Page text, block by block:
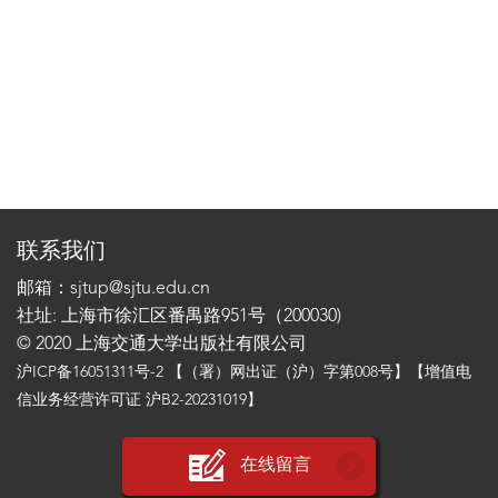
联系我们
邮箱：sjtup@sjtu.edu.cn
社址: 上海市徐汇区番禺路951号（200030)
© 2020 上海交通大学出版社有限公司
沪ICP备16051311号-2 【（署）网出证（沪）字第008号】【增值电
信业务经营许可证 沪B2-20231019】
在线留言